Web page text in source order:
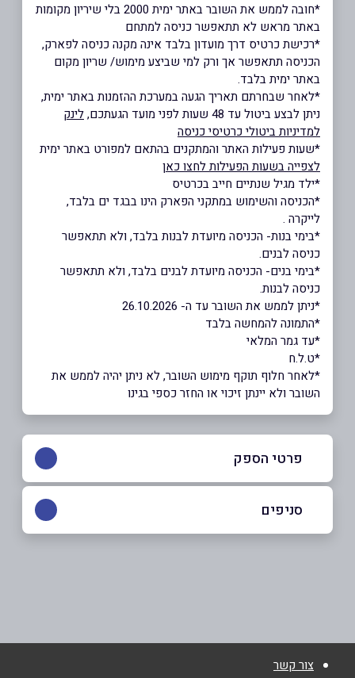
*חובה לממש את השובר באתר ימית 2000 בלי שיריון מקומות
באתר מראש לא תתאפשר כניסה למתחם
*רכישת כרטיס דרך מועדון בלבד אינה מקנה כניסה לפארק,
הכניסה תתאפשר אך ורק למי שביצע מימוש/ שריון מקום
באתר ימית בלבד.
*לאחר שבחרתם תאריך הגעה במערכת ההזמנות באתר ימית,
ניתן לבצע ביטול עד 48 שעות לפני מועד הגעתכם,
לינק
למדיניות ביטולי כרטיסי כניסה
*שעות פעילות האתר והמתקנים בהתאם למפורט באתר ימית
לצפייה בשעות הפעילות לחצו כאן
*ילד מגיל שנתיים חייב בכרטיס
*הכניסה והשימוש במתקני הפארק הינו בבגד ים בלבד,
לייקרה .
*בימי בנות- הכניסה מיועדת לבנות בלבד, ולא תתאפשר
כניסה לבנים.
*בימי בנים- הכניסה מיועדת לבנים בלבד, ולא תתאפשר
כניסה לבנות.
*ניתן לממש את השובר עד ה- 26.10.2026
*התמונה להמחשה בלבד
*עד גמר המלאי
*ט.ל.ח
*לאחר חלוף תוקף מימוש השובר, לא ניתן יהיה לממש את
השובר ולא יינתן זיכוי או החזר כספי בגינו
פרטי הספק
סניפים
צור קשר